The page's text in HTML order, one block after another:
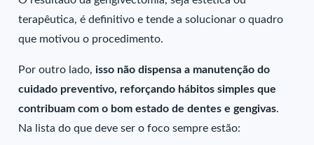
terapêutica, é definitivo e tende a solucionar o quadro
que motivou o procedimento.
Por outro lado,isso não dispensa a manutenção do
cuidado preventivo, reforçando hábitos simples que
contribuam com o bom estado de dentes e gengivas.
Na lista do que deve ser o foco sempre estão: